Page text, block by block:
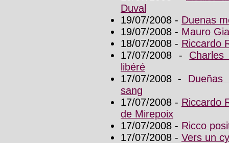
Duval
19/07/2008 - Duenas
19/07/2008 - Mauro
18/07/2008 - Riccardo
17/07/2008 -
libéré
17/07/2008 -
sang
17/07/2008 - Riccardo
de Mirepoix
17/07/2008 - Ricco
17/07/2008 - Vers un